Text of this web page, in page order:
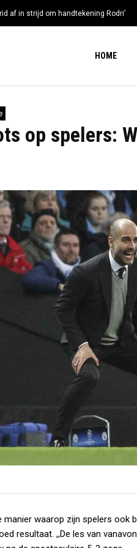
af in strijd om handtekening Rodri’
HOME
op spelers:
manier waarop zijn spelers ook
resultaat. ,,De les van